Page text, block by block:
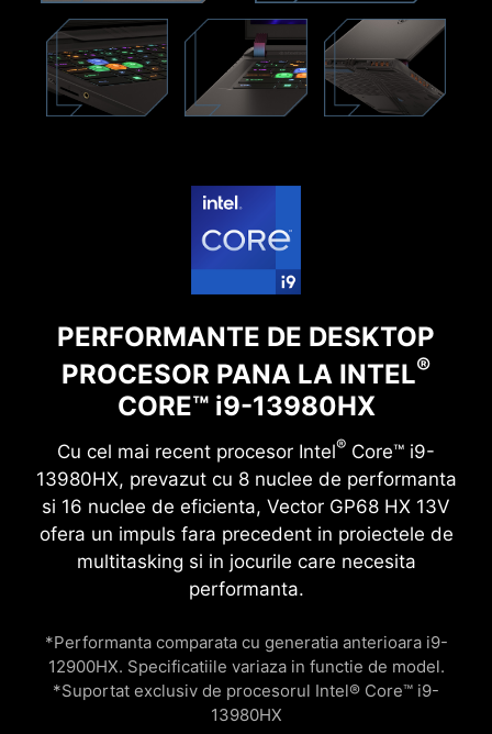
PERFORMANTE DE DESKTOP
PROCESOR PANA LA INTEL®
CORE™ i9-13980HX
Cu cel mai recent procesor Intel® Core™ i9-
13980HX, prevazut cu 8 nuclee de performanta
si 16 nuclee de eficienta, Vector GP68 HX 13V
ofera un impuls fara precedent in proiectele de
multitasking si in jocurile care necesita
performanta.
*Performanta comparata cu generatia anterioara i9-
12900HX. Specificatiile variaza in functie de model.
*Suportat exclusiv de procesorul Intel® Core™ i9-
13980HX